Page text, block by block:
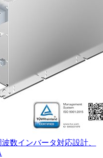
数インバータ対応設計、